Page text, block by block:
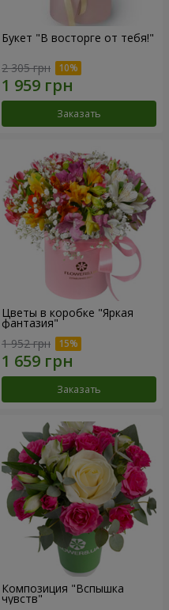
Букет "В восторге от тебя!"
2 305 грн
Заказать
Цветы в коробке "Яркая
фантазия"
1 952 грн
Заказать
Композиция "Вспышка
чувств"